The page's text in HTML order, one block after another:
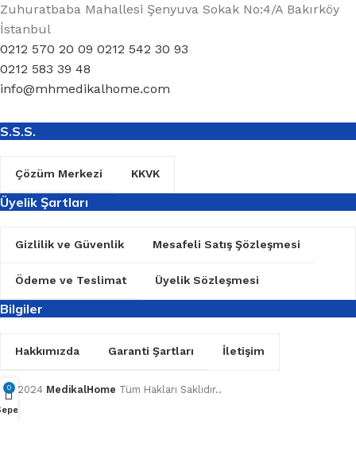
Zuhuratbaba Mahallesi Şenyuva Sokak No:4/A Bakırköy
İstanbul
0212 570 20 09 0212 542 30 93
0212 583 39 48
info@mhmedikalhome.com
S.S.S.
Çözüm Merkezi KKVK
Üyelik Şartları
Gizlilik ve Güvenlik Mesafeli Satış Şözleşmesi
Ödeme ve Teslimat Üyelik Sözleşmesi
Bilgiler
Hakkımızda Garanti Şartları İletişim
TD 2024 MedikalHome Tüm Hakları Saklıdır..
0